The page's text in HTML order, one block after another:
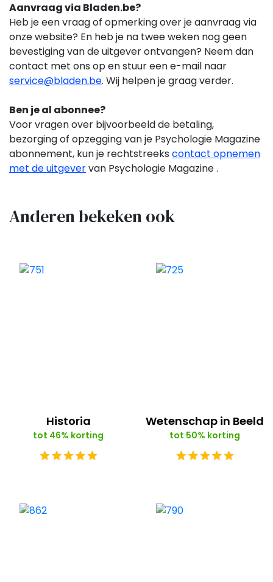
Aanvraag via Bladen.be?
Heb je een vraag of opmerking over je aanvraag via
onze website? En heb je na twee weken nog geen
bevestiging van de uitgever ontvangen? Neem dan
contact met ons op en stuur een e-mail naar
service@bladen.be. Wij helpen je graag verder.
Ben je al abonnee?
Voor vragen over bijvoorbeeld de betaling,
bezorging of opzegging van je Psychologie Magazine
abonnement, kun je rechtstreeks contact opnemen
met de uitgevervan Psychologie Magazine .
Anderen bekeken ook
Historia
tot 46% korting
Wetenschap in Beeld
tot 50% korting